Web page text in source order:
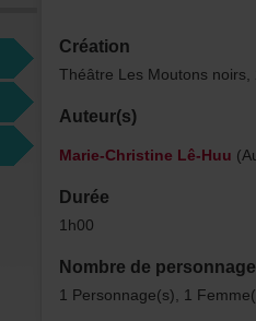
Création
Auteur(s)
Marie-ChristineLê-Huu
Durée
1h00